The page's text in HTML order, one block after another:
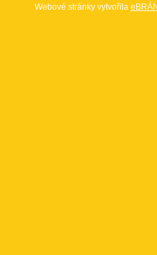
Webové stránky vytvořila